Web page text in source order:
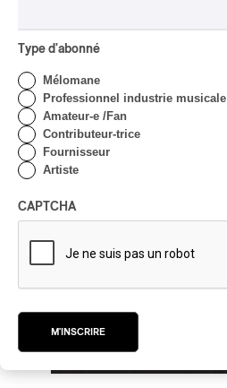
Type d'abonné
Mélomane
Professionnel industrie musicale
Amateur-e /Fan
Contributeur-trice
Fournisseur
Artiste
CAPTCHA
M'INSCRIRE